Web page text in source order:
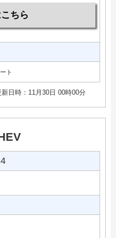
ちら
ト
新日時：11月30日 00時00分